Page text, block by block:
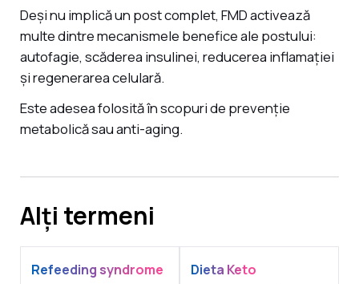
Deși nu implică un post complet, FMD activează
multe dintre mecanismele benefice ale postului:
autofagie, scăderea insulinei, reducerea inflamației
și regenerarea celulară.
Este adesea folosită în scopuri de prevenție
metabolică sau anti-aging.
Alți termeni
Refeeding syndrome Dieta Keto